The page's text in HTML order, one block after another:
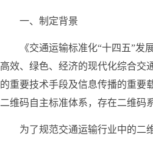
一、制定背景
《交通运输标准化“十四五”
高效、绿色、经济的现代化综合交
的重要技术手段及信息传播的重要
二维码自主标准体系，存在二维码
为了规范交通运输行业中的二